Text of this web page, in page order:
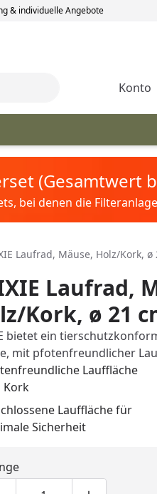
& individuelle Angebote
Mein
Konto
(Gesamtwert
bei denen die
Laufrad, Mäuse, Holz/Kork, ø
Laufrad,
Kork, ø 21
bietet ein
mit pfotenfreundlicher
Lauffläche
Kork
Lauffläche für
Sicherheit